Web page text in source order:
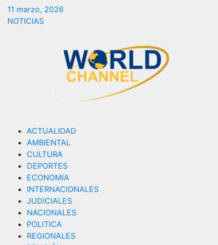
11 marzo, 2026
NOTICIAS
ACTUALIDAD
AMBIENTAL
CULTURA
DEPORTES
ECONOMíA
INTERNACIONALES
JUDICIALES
NACIONALES
POLITICA
REGIONALES